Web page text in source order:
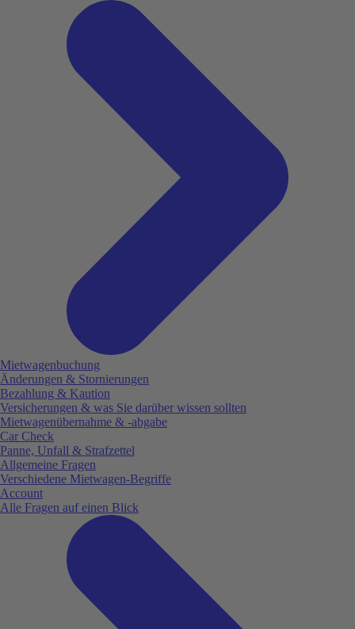
Mietwagenbuchung
Änderungen & Stornierungen
Bezahlung & Kaution
Versicherungen & was Sie darüber wissen sollten
Mietwagenübernahme & -abgabe
Car Check
Panne, Unfall & Strafzettel
Allgemeine Fragen
Verschiedene Mietwagen-Begriffe
Account
Alle Fragen auf einen Blick